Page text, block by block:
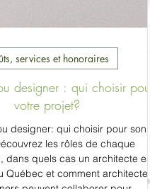
designer : qui choisir pour
votre projet?
designer: qui choisir pour son
les rôles de chaque
dans quels cas un architecte est
Québec et comment architectes
services et honoraires